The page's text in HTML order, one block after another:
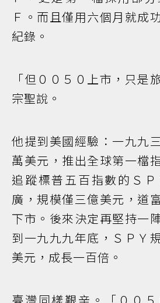
Ｆ。而且僅用六個月就成
紀錄。
「但００５０上市，只是
宗聖說。
他提到美國經驗：一九九
萬美元，推出全球第一
追蹤標普五百指數的Ｓ
廣，規模僅三億美元，道
下市。後來決定再堅持一
到一九九九年底，ＳＰＹ
美元，成長一百倍。
臺灣同樣艱辛。「００